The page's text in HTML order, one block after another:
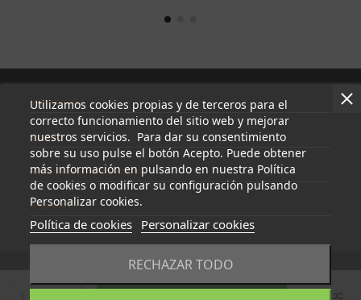
Utilizamos cookies propias y de terceros para el
correcto funcionamiento del sitio web y mejorar
nuestros servicios. Para dar su consentimiento
sobre su uso pulse el botón Acepto. Puede obtener
más información en pulsando en nuestra Política
de cookies o modificar su configuración pulsando
Personalizar cookies.
Política de cookies Personalizar cookies
RECHAZAR TODO
Información
Mi cuenta
Información de contacto
Síguenos